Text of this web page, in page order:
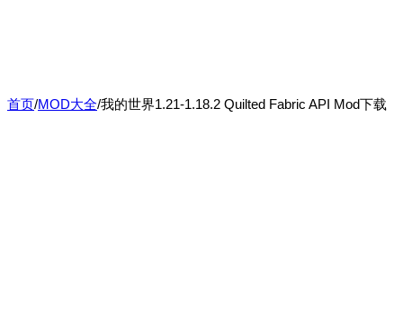
首页/MOD大全/我的世界1.21-1.18.2 Quilted Fabric API Mod下载